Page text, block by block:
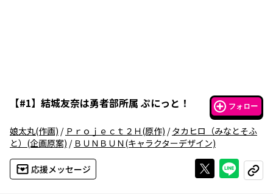
【#1】 結城友奈は勇者部所属 ぷにっと！ フォロー
娘太丸(作画) / Ｐｒｏｊｅｃｔ２Ｈ(原作) /タカヒロ（みなとそふ
と） (企画原案) / ＢＵＮＢＵＮ(キャラクターデザイン)
応援メッセージ Xで投稿する
ライン
コピー